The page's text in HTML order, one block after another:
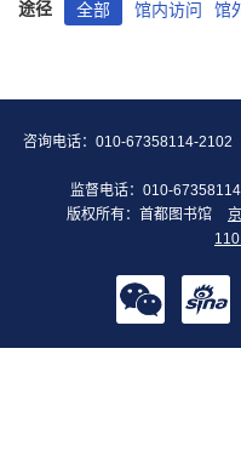
途径 全部 馆内访问 馆
咨询电话：010-67358114-2102
监督电话：010-
版权所有：首都图书馆